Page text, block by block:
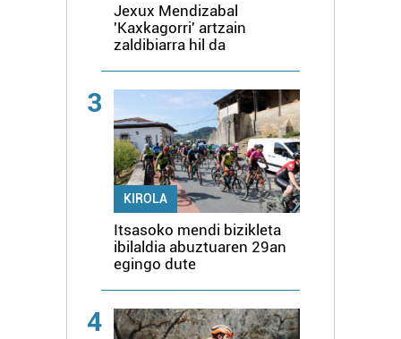
Jexux Mendizabal
'Kaxkagorri' artzain
zaldibiarra hil da
3
KIROLA
Itsasoko mendi bizikleta
ibilaldia abuztuaren 29an
egingo dute
4